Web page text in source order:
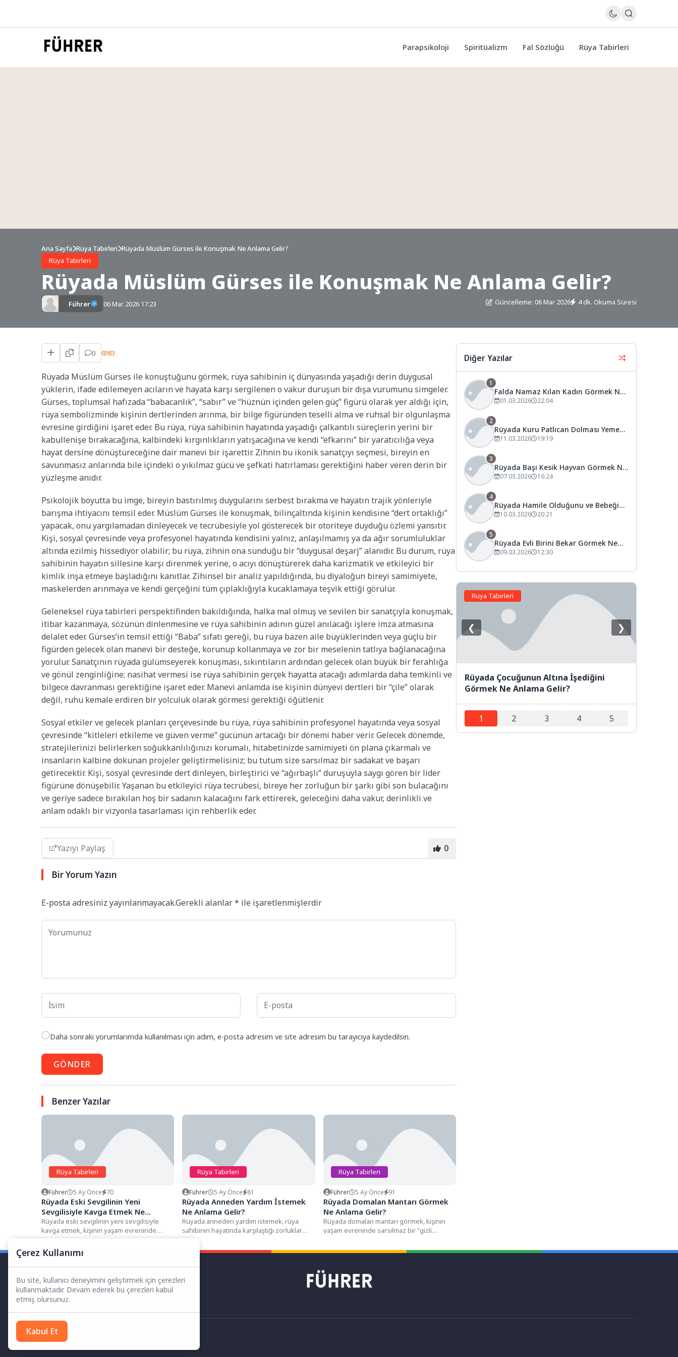
Parapsikoloji Spiritüalizm Fal Sözlüğü Rüya Tabirleri
Ana Sayfa Rüya Tabirleri Rüyada Müslüm Gürses ile Konuşmak Ne Anlama Gelir?
Rüya Tabirleri
Rüyada Müslüm Gürses ile Konuşmak Ne Anlama Gelir?
Führer 06 Mar 2026 17:23 Güncelleme: 06 Mar 2026 4 dk. Okuma Süresi
0 83
Rüyada Müslüm Gürses ile konuştuğunu görmek, rüya sahibinin iç dünyasında yaşadığı derin duygusal
yüklerin, ifade edilemeyen acıların ve hayata karşı sergilenen o vakur duruşun bir dışa vurumunu simgeler.
Gürses, toplumsal hafızada “babacanlık”, “sabır” ve “hüznün içinden gelen güç” figürü olarak yer aldığı için,
rüya sembolizminde kişinin dertlerinden arınma, bir bilge figüründen teselli alma ve ruhsal bir olgunlaşma
evresine girdiğini işaret eder. Bu rüya, rüya sahibinin hayatında yaşadığı çalkantılı süreçlerin yerini bir
kabullenişe bırakacağına, kalbindeki kırgınlıkların yatışacağına ve kendi “efkarını” bir yaratıcılığa veya
hayat dersine dönüştüreceğine dair manevi bir işarettir. Zihnin bu ikonik sanatçıyı seçmesi, bireyin en
savunmasız anlarında bile içindeki o yıkılmaz gücü ve şefkati hatırlaması gerektiğini haber veren derin bir
yüzleşme anıdır.
Psikolojik boyutta bu imge, bireyin bastırılmış duygularını serbest bırakma ve hayatın trajik yönleriyle
barışma ihtiyacını temsil eder. Müslüm Gürses ile konuşmak, bilinçaltında kişinin kendisine “dert ortaklığı”
yapacak, onu yargılamadan dinleyecek ve tecrübesiyle yol gösterecek bir otoriteye duyduğu özlemi yansıtır.
Kişi, sosyal çevresinde veya profesyonel hayatında kendisini yalnız, anlaşılmamış ya da ağır sorumluluklar
altında ezilmiş hissediyor olabilir; bu rüya, zihnin ona sunduğu bir “duygusal deşarj” alanıdır. Bu durum, rüya
sahibinin hayatın sillesine karşı direnmek yerine, o acıyı dönüştürerek daha karizmatik ve etkileyici bir
kimlik inşa etmeye başladığını kanıtlar. Zihinsel bir analiz yapıldığında, bu diyaloğun bireyi samimiyete,
maskelerden arınmaya ve kendi gerçeğini tüm çıplaklığıyla kucaklamaya teşvik ettiği görülür.
Geleneksel rüya tabirleri perspektifinden bakıldığında, halka mal olmuş ve sevilen bir sanatçıyla konuşmak,
itibar kazanmaya, sözünün dinlenmesine ve rüya sahibinin adının güzel anılacağı işlere imza atmasına
delalet eder. Gürses’in temsil ettiği “Baba” sıfatı gereği, bu rüya bazen aile büyüklerinden veya güçlü bir
figürden gelecek olan manevi bir desteğe, korunup kollanmaya ve zor bir meselenin tatlıya bağlanacağına
yorulur. Sanatçının rüyada gülümseyerek konuşması, sıkıntıların ardından gelecek olan büyük bir ferahlığa
ve gönül zenginliğine; nasihat vermesi ise rüya sahibinin gerçek hayatta atacağı adımlarda daha temkinli ve
bilgece davranması gerektiğine işaret eder. Manevi anlamda ise kişinin dünyevi dertleri bir “çile” olarak
değil, ruhu kemale erdiren bir yolculuk olarak görmesi gerektiği öğütlenir.
Sosyal etkiler ve gelecek planları çerçevesinde bu rüya, rüya sahibinin profesyonel hayatında veya sosyal
çevresinde “kitleleri etkileme ve güven verme” gücünün artacağı bir dönemi haber verir. Gelecek dönemde,
stratejilerinizi belirlerken soğukkanlılığınızı korumalı, hitabetinizde samimiyeti ön plana çıkarmalı ve
insanların kalbine dokunan projeler geliştirmelisiniz; bu tutum size sarsılmaz bir sadakat ve başarı
getirecektir. Kişi, sosyal çevresinde dert dinleyen, birleştirici ve “ağırbaşlı” duruşuyla saygı gören bir lider
figürüne dönüşebilir. Yaşanan bu etkileyici rüya tecrübesi, bireye her zorluğun bir şarkı gibi son bulacağını
ve geriye sadece bırakılan hoş bir sadanın kalacağını fark ettirerek, geleceğini daha vakur, derinlikli ve
anlam odaklı bir vizyonla tasarlaması için rehberlik eder.
Yazıyı Paylaş 0
Bir Yorum Yazın
E-posta adresiniz yayınlanmayacak.Gerekli alanlar* ile işaretlenmişlerdir
Daha sonraki yorumlarımda kullanılması için adım, e-posta adresim ve site adresim bu tarayıcıya kaydedilsin.
GÖNDER
Benzer Yazılar
Rüya Tabirleri
Führer 5 Ay Önce 70
Rüyada Eski Sevgilinin Yeni
Sevgilisiyle Kavga Etmek Ne
Anlama Gelir?
Rüyada eski sevgilinin yeni sevgilisiyle
kavga etmek, kişinin yaşam evreninde
Rüya Tabirleri
Führer 5 Ay Önce 81
Rüyada Anneden Yardım İstemek
Ne Anlama Gelir?
Rüyada anneden yardım istemek, rüya
sahibinin hayatında karşılaştığı zorluklar
Rüya Tabirleri
Führer 5 Ay Önce 91
Rüyada Domalan Mantarı Görmek
Ne Anlama Gelir?
Rüyada domalan mantarı görmek, kişinin
yaşam evreninde sarsılmaz bir "gizli
toprak...
Diğer Yazılar
1
Falda Namaz Kılan Kadın Görmek Ne
Anlama Gelir?
01.03.2026 22:04
2
Rüyada Kuru Patlıcan Dolması Yemek
Ne Anlama Gelir?
11.03.2026 19:19
3
Rüyada Başı Kesik Hayvan Görmek Ne
Anlama Gelir?
07.03.2026 16:24
4
Rüyada Hamile Olduğunu ve Bebeğin
Hareket Ettiğini Görmek Ne Anlama
10.03.2026 20:21
5
Rüyada Evli Birini Bekar Görmek Ne
Anlama Gelir?
09.03.2026 12:30
Rüya Tabirleri
Rüyada Çocuğunun Altına İşediğini
Görmek Ne Anlama Gelir?
❮ ❯
1 2 3 4 5
Her Hakkı Saklıdır.
Çerez Kullanımı
Bu site, kullanıcı deneyimini geliştirmek için çerezleri
kullanmaktadır. Devam ederek bu çerezleri kabul
etmiş olursunuz.
Kabul Et